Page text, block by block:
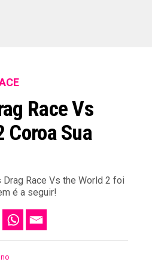
Race Vs
Coroa Sua
Drag Race Vs the World 2 foi
é a seguir!